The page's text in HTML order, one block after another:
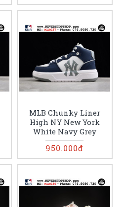
MLB Chunky Liner
High NY New York
White Navy Grey
950.000đ